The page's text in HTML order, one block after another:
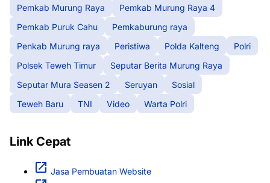
Pemkab Murung Raya
Pemkab Murung Raya 4
Pemkab Puruk Cahu
Pemkaburung raya
Penkab Murung raya
Peristiwa Polda Kalteng
Polri
Polsek Teweh Timur
Seputar Berita Murung Raya
Seputar Mura Seasen 2
Seruyan
Sosial
Teweh Baru
TNI Video Warta Polri
Link Cepat
Jasa Pembuatan Website